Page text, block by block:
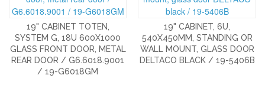
19" CABINET TOTEN,
SYSTEM G, 18U 600X1000
GLASS FRONT DOOR, METAL
REAR DOOR / G6.6018.9001
/ 19-G6018GM
19" CABINET, 6U,
540X450MM, STANDING OR
WALL MOUNT, GLASS DOOR
DELTACO BLACK / 19-5406B